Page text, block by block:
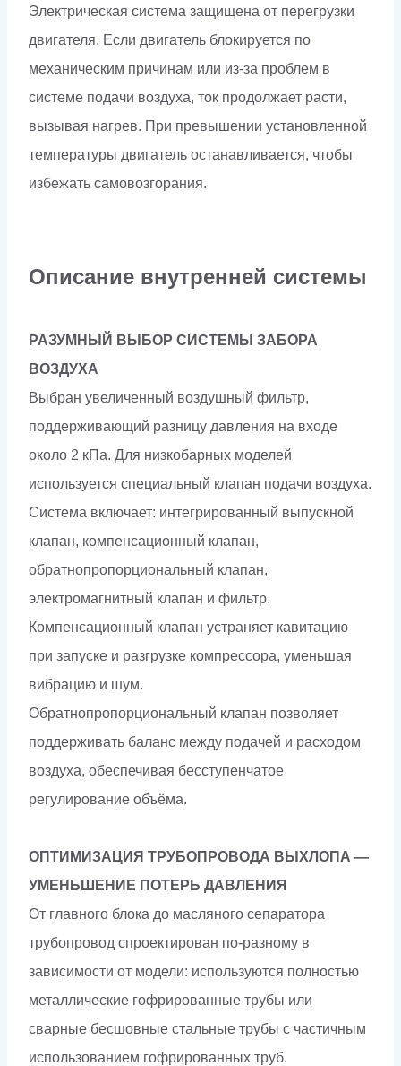
Электрическая система защищена от перегрузки
двигателя. Если двигатель блокируется по
механическим причинам или из-за проблем в
системе подачи воздуха, ток продолжает расти,
вызывая нагрев. При превышении установленной
температуры двигатель останавливается, чтобы
избежать самовозгорания.
Описание внутренней системы
РАЗУМНЫЙ ВЫБОР СИСТЕМЫ ЗАБОРА
ВОЗДУХА
Выбран увеличенный воздушный фильтр,
поддерживающий разницу давления на входе
около 2 кПа. Для низкобарных моделей
используется специальный клапан подачи воздуха.
Система включает: интегрированный выпускной
клапан, компенсационный клапан,
обратнопропорциональный клапан,
электромагнитный клапан и фильтр.
Компенсационный клапан устраняет кавитацию
при запуске и разгрузке компрессора, уменьшая
вибрацию и шум.
Обратнопропорциональный клапан позволяет
поддерживать баланс между подачей и расходом
воздуха, обеспечивая бесступенчатое
регулирование объёма.
ОПТИМИЗАЦИЯ ТРУБОПРОВОДА ВЫХЛОПА —
УМЕНЬШЕНИЕ ПОТЕРЬ ДАВЛЕНИЯ
От главного блока до масляного сепаратора
трубопровод спроектирован по-разному в
зависимости от модели: используются полностью
металлические гофрированные трубы или
сварные бесшовные стальные трубы с частичным
использованием гофрированных труб.